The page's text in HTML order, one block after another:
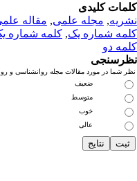
کلیدی
,مجله علمی, مقاله علمی,
شماره یک,کلمه شماره یک
دو
شما در مورد مقالات مجله روانشناسی و
ضعیف
متوسط
خوب
عالی